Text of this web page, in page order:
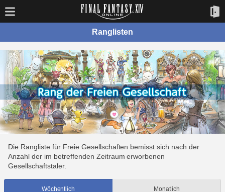
Ranglisten
Die Rangliste für Freie Gesellschaften bemisst sich nach der
Anzahl der im betreffenden Zeitraum erworbenen
Gesellschaftstaler.
Wöchentlich Monatlich